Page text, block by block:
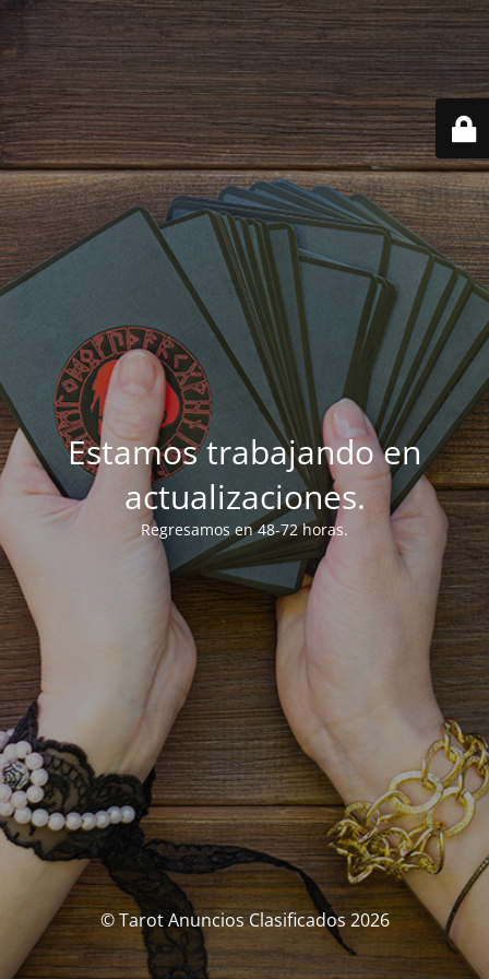
Estamos trabajando en
actualizaciones.
Regresamos en 48-72 horas.
© Tarot Anuncios Clasificados 2026